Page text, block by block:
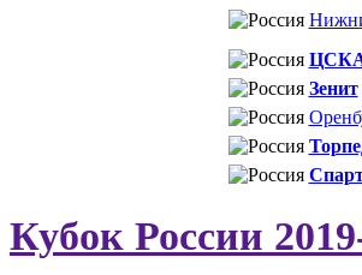
Зенит
Кубок России